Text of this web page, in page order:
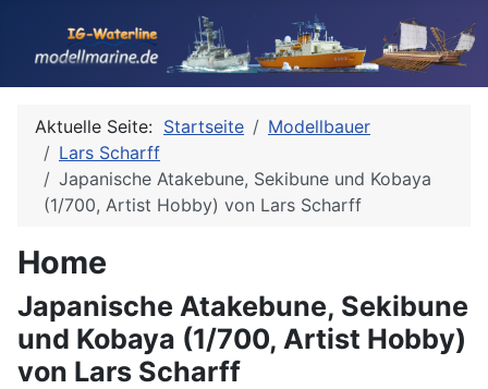
Aktuelle Seite: Startseite
Modellbauer
Lars Scharff
Japanische Atakebune, Sekibune und Kobaya
(1/700, Artist Hobby) von Lars Scharff
Home
Japanische Atakebune, Sekibune
und Kobaya (1/700, Artist Hobby)
von Lars Scharff